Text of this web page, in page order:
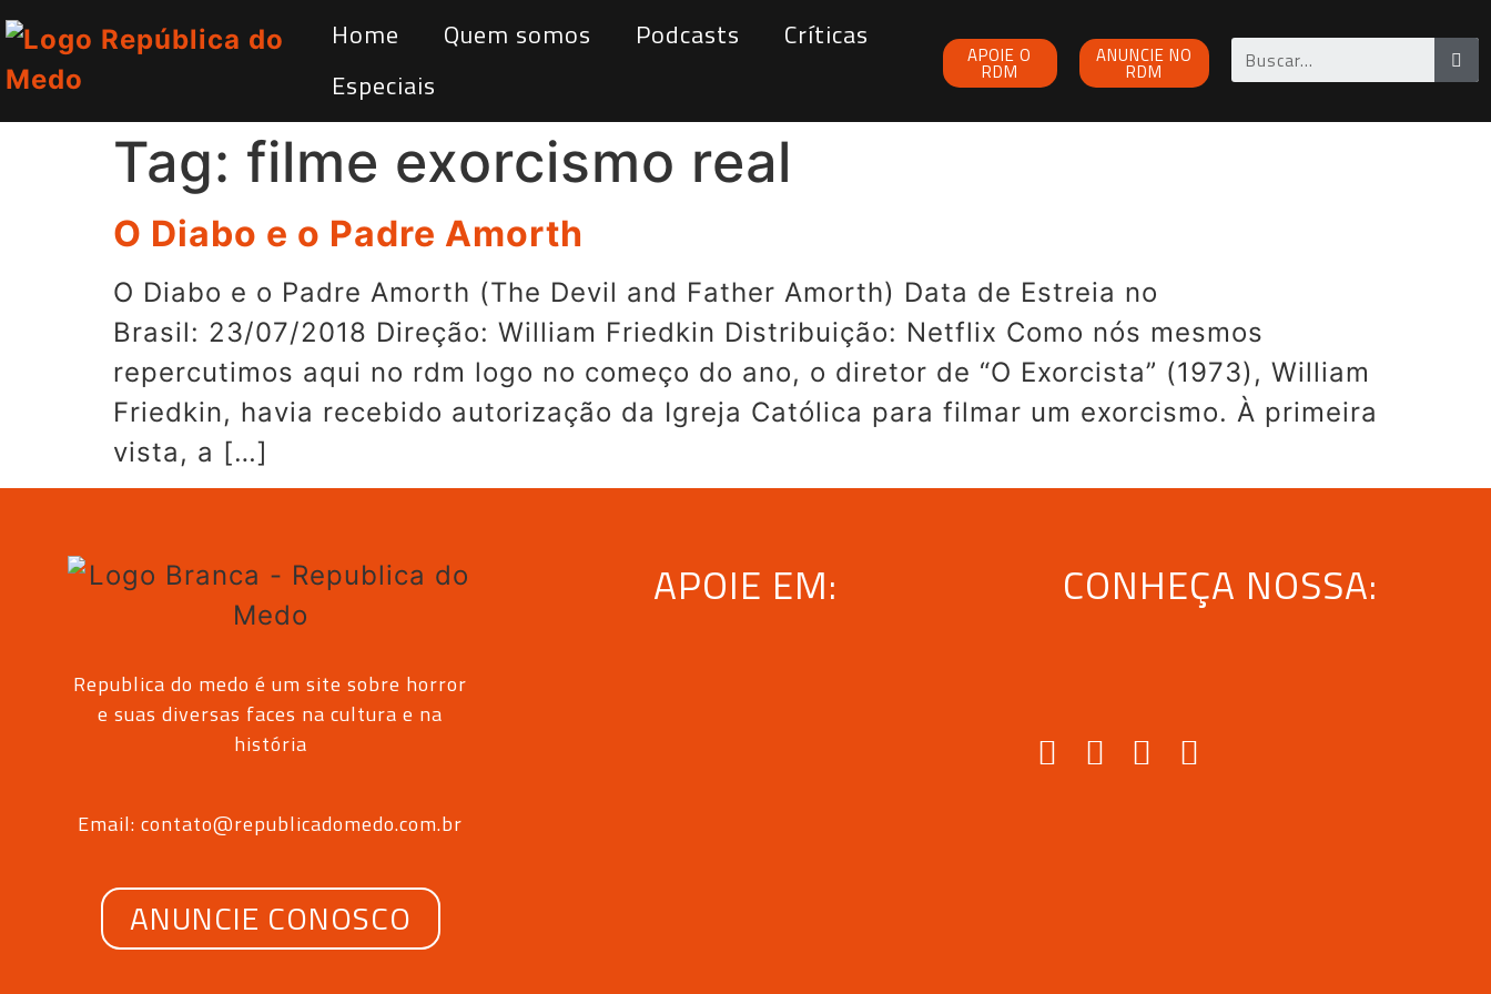
Home Quem somos Podcasts
Críticas
Especiais
APOIE O
RDM
ANUNCIE NO
RDM
Tag: filme exorcismo real
O Diabo e o Padre Amorth
O Diabo e o Padre Amorth (The Devil and Father Amorth) Data de Estreia no
Brasil: 23/07/2018 Direção: William Friedkin Distribuição: Netflix Como nós mesmos
repercutimos aqui no rdm logo no começo do ano, o diretor de “O Exorcista” (1973), William
Friedkin, havia recebido autorização da Igreja Católica para filmar um exorcismo. À primeira
vista, a […]
Republica do medo é um site sobre horror
e suas diversas faces na cultura e na
história
Email: contato@republicadomedo.com.br
ANUNCIE CONOSCO
APOIE EM: CONHEÇA NOSSA: